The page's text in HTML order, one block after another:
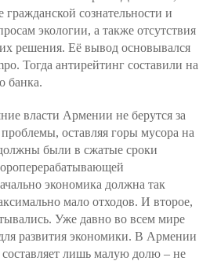
гражданской сознательности и
экологии, а также отсутствия
решения. Её вывод основывался
Тогда антирейтинг составили на
банка.
власти Армении не берутся за
оставляя горы мусора на
были в сжатые сроки
экономика должна так
мало отходов. И второе,
Уже давно во всем мире
развития экономики. В Армении
составляет лишь малую долю – не